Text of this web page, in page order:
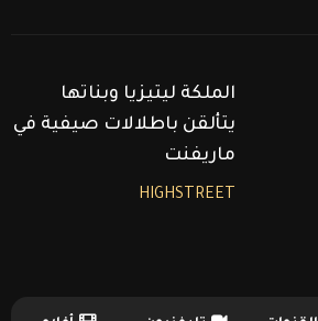
الملكة ليتيزيا وبناتها
يتألقن باطلالات صيفية في
ماريفنت
HIGHSTREET